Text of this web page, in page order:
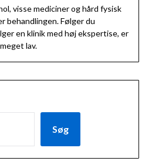
visse mediciner og hård fysisk
Følger du
en klinik med høj ekspertise, er
lav.
Søg